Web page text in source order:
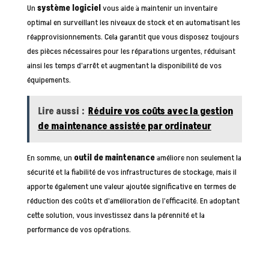
Un système logicielvous aide à maintenir un inventaire
optimal en surveillant les niveaux de stock et en automatisant les
réapprovisionnements. Cela garantit que vous disposez toujours
des pièces nécessaires pour les réparations urgentes, réduisant
ainsi les temps d’arrêt et augmentant la disponibilité de vos
équipements.
Lire aussi : Réduire vos coûts avec la gestion
de maintenance assistée par ordinateur
En somme, un outil de maintenanceaméliore non seulement la
sécurité et la fiabilité de vos infrastructures de stockage, mais il
apporte également une valeur ajoutée significative en termes de
réduction des coûts et d’amélioration de l’efficacité. En adoptant
cette solution, vous investissez dans la pérennité et la
performance de vos opérations.